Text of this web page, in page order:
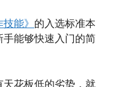
能》 的入选标准本
能够快速入门的简
花板低的劣势，就